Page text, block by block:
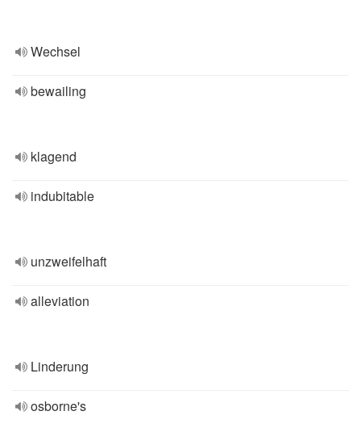
Wechsel
bewailing
klagend
indubitable
unzweifelhaft
alleviation
Linderung
osborne's